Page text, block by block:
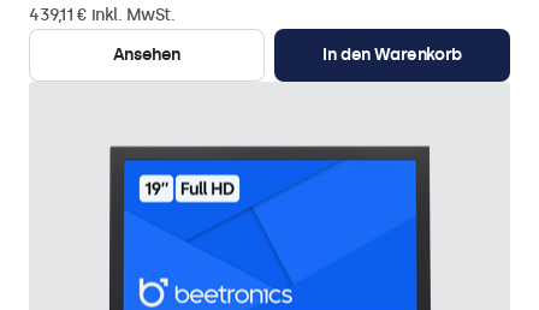
439,11 € inkl. MwSt.
Ansehen
In den Warenkorb